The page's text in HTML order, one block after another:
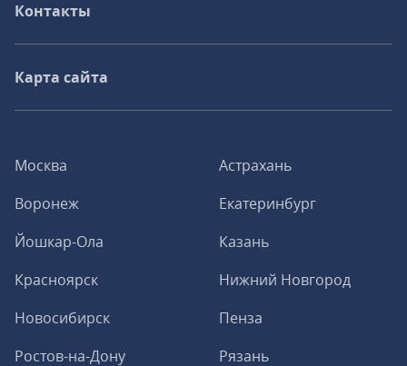
Москва
Астрахань
Воронеж
Екатеринбург
Йошкар-Ола
Казань
Красноярск
Нижний Новгород
Новосибирск
Пенза
Ростов-на-Дону
Рязань
Контакты
Карта сайта